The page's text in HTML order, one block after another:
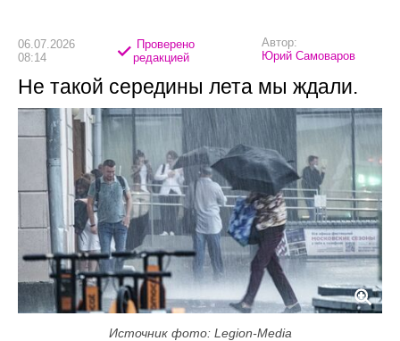
06.07.2026
08:14
Проверено
редакцией
Автор:
Юрий Самоваров
Не такой середины лета мы ждали.
Источник фото: Legion-Media